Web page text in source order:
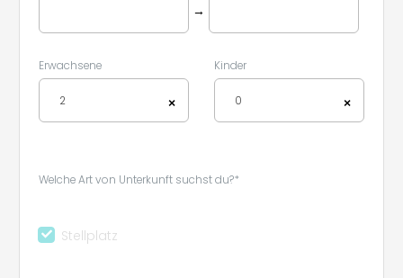
→
Erwachsene
×
2
Kinder
×
0
Welche Art von Unterkunft suchst du?*
Stellplatz